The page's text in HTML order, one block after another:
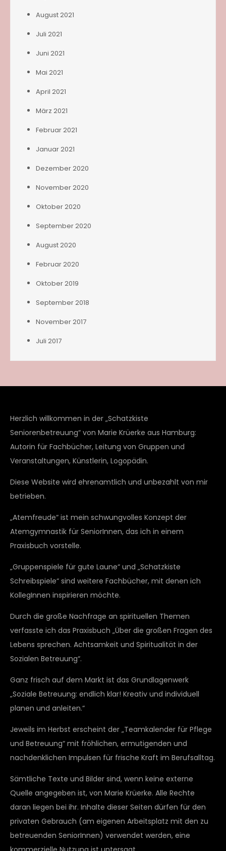
August 2021
Juli 2021
Juni 2021
Mai 2021
April 2021
März 2021
Februar 2021
Januar 2021
Dezember 2020
November 2020
Oktober 2020
September 2020
August 2020
Februar 2020
Oktober 2019
September 2018
November 2017
Juli 2017
Herzlich willkommen in der „Schatzkiste
Seniorenbetreuung“ von Marie Krüerke aus Hamburg:
Autorin für Fachbücher, Leitung von Gruppen und
Veranstaltungen, Künstlerin, Logopädin.
Diese Website wird ehrenamtlich und unbezahlt von mir
betrieben.
„Atemfreude“ ist mein schwungvolles Konzept der
Atemgymnastik für SeniorInnen, das ich in einem
Praxisbuch vorstelle.
„Gruppenspiele für gute Laune“ und „Schatzkiste
Schreibspiele“ sind weitere Fachbücher, mit denen ich
KollegInnen inspirieren möchte.
Durch die große Nachfrage an spirituellen Themen
verfasste ich das Praxisbuch „Über die großen Fragen des
Lebens sprechen. Achtsamkeit und Spiritualität in der
Sozialen Betreuung“.
Ganz frisch auf dem Markt ist das Grundlagenwerk
„Soziale Betreuung: endlich klar! Kreativ und individuell
planen und anleiten.“
Jeweils im Herbst erscheint der „Teamkalender für Pflege
und Betreuung“ mit fröhlichen, ermutigenden und
nachdenklichen Impulsen für frische Kraft im Berufsalltag.
Sämtliche Texte und Bilder sind, wenn keine externe
Quelle angegeben ist, von Marie Krüerke. Alle Rechte
daran liegen bei ihr. Inhalte dieser Seiten dürfen für den
privaten Gebrauch (am eigenen Arbeitsplatz mit den zu
betreuenden SeniorInnen) verwendet werden, eine